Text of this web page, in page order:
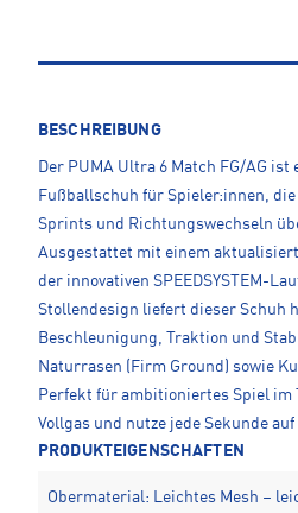
BESCHREIBUNG
Der PUMA Ultra 6 Match FG/AG ist
Fußballschuh für Spieler:innen,
Sprints und Richtungswechseln
Ausgestattet mit einem
der innovativen SPEEDSYSTEM-
Stollendesign liefert dieser Schuh
Beschleunigung, Traktion und
Naturrasen (Firm Ground) sowie
Perfekt für ambitioniertes Spiel im
Vollgas und nutze jede Sekunde
PRODUKTEIGENSCHAFTEN
Obermaterial: Leichtes Mesh –